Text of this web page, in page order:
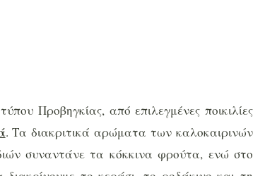
Προβηγκίας, από επιλεγμένες ποικιλίες
. Τα διακριτικά αρώματα των καλοκαιρινών
συναντάνε τα κόκκινα φρούτα, ενώ στο